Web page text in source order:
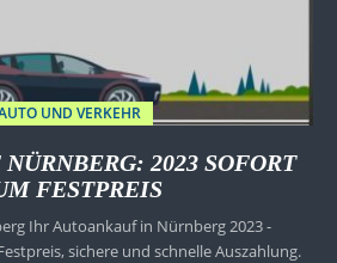
UND VERKEHR
2023 SOFORT
FESTPREIS
Ihr Autoankauf in Nürnberg 2023 -
sichere und schnelle Auszahlung.